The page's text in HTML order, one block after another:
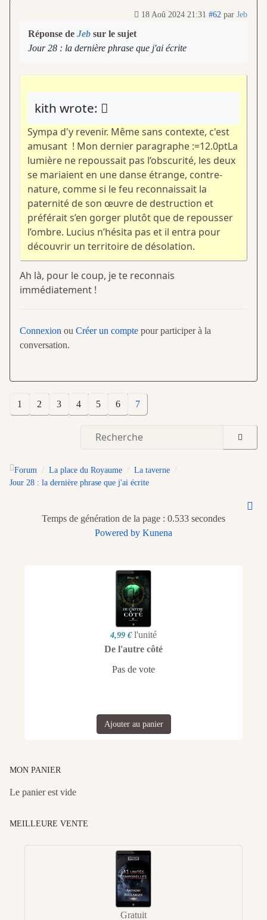
18 Aoû 2024 21:31 #62 par Jeb
Réponse de Jeb sur le sujet
Jour 28 : la dernière phrase que j'ai écrite
kith wrote:
Sympa d'y revenir. Même sans contexte, c'est
amusant ! Mon dernier paragraphe :=12.0ptLa
lumière ne repoussait pas l’obscurité, les deux
se mariaient en une danse étrange, contre-
nature, comme si le feu reconnaissait la
paternité de son œuvre de destruction et
préférait s’en gorger plutôt que de repousser
l’ombre. Lucius n’hésita pas et il entra pour
découvrir un territoire de désolation.
Ah là, pour le coup, je te reconnais
immédiatement !
Connexion ou Créer un compte pour participer à la
conversation.
1 2 3 4 5 6 7
Forum La place du Royaume
La taverne
Jour 28 : la dernière phrase que j'ai écrite
Temps de génération de la page : 0.533 secondes
Powered by Kunena
4,99 € l'unité
De l'autre côté
Pas de vote
Ajouter au panier
MON PANIER
Le panier est vide
MEILLEURE VENTE
Gratuit